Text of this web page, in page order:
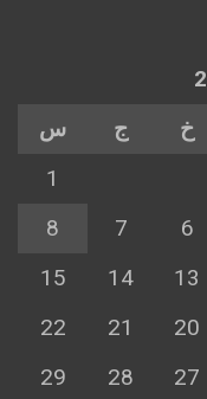
خ ج
س
1
6
7
8
13
14
15
20
21
22
27
28
29